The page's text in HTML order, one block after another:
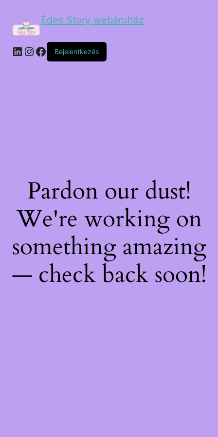
Édes Story webáruház
Bejelentkezés
Pardon our dust!
We're working on
something amazing
— check back soon!